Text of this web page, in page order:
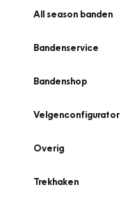
All season banden
Bandenservice
Bandenshop
Velgenconfigurator
Overig
Trekhaken